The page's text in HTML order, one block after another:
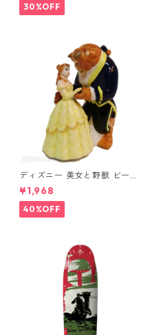
30%OFF
ディズニー 美女と野獣 ビース
ト&ベル ソルト&ペッパー DIS
NEY
¥1,968
40%OFF